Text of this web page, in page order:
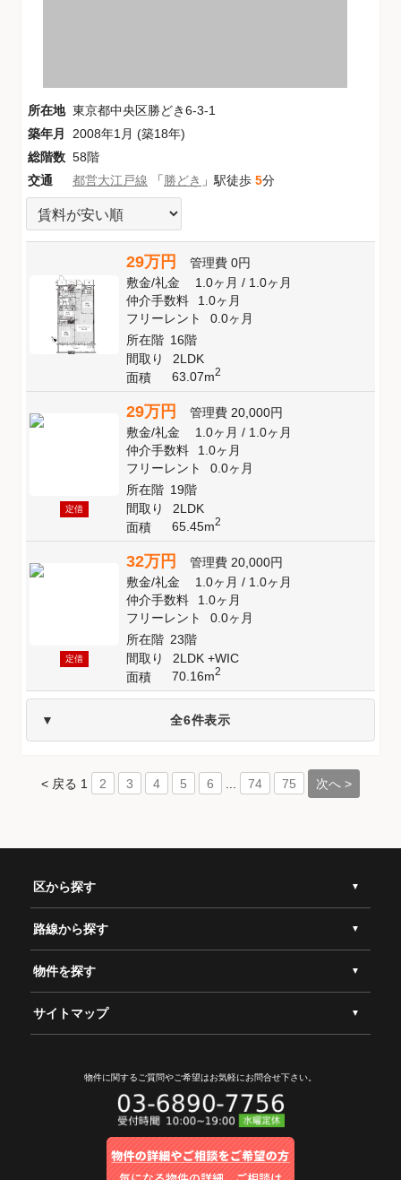
所在地 東京都中央区勝どき6-3-1
築年月
2008年1月 (築18年)
総階数 58階
交通
都営大江戸線 「勝どき 」駅徒歩 5分
29万円 管理費 0円
敷金/礼金 1.0ヶ月/ 1.0ヶ月
仲介手数料
1.0ヶ月
フリーレント
0.0ヶ月
所在階 16階
間取り
2LDK
面積
63.07m2
定借
29万円 管理費 20,000円
敷金/礼金 1.0ヶ月/ 1.0ヶ月
仲介手数料
1.0ヶ月
フリーレント
0.0ヶ月
所在階 19階
間取り
2LDK
面積
65.45m2
定借
32万円 管理費 20,000円
敷金/礼金 1.0ヶ月/ 1.0ヶ月
仲介手数料
1.0ヶ月
フリーレント
0.0ヶ月
所在階 23階
間取り
2LDK +WIC
面積
70.16m2
全6件表示
< 戻る 1 2 3 4 5 6 74 75 次へ >
区から探す
路線から探す
物件を探す
サイトマップ
物件に関するご質問やご希望はお気軽にお問合せ下さい。